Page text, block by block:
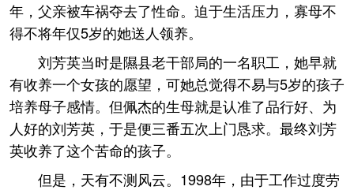
年，父亲被车祸夺去了性命。迫于生活压力，寡母不
得不将年仅5岁的她送人领养。
刘芳英当时是隰县老干部局的一名职工，她早就
有收养一个女孩的愿望，可她总觉得不易与5岁的孩子
培养母子感情。但佩杰的生母就是认准了品行好、为
人好的刘芳英，于是便三番五次上门恳求。最终刘芳
英收养了这个苦命的孩子。
但是，天有不测风云。1998年，由于工作过度劳